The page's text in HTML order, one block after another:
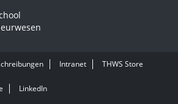
Intranet THWS Store
LinkedIn